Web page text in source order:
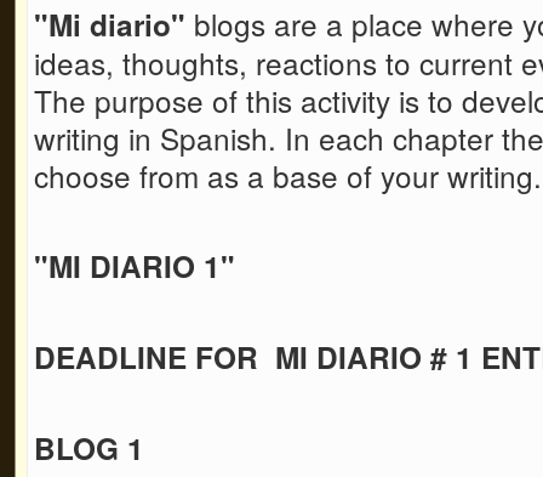
"Mi diario" blogs are a place where
ideas, thoughts, reactions to current
The purpose of this activity is to
writing in Spanish. In each chapter
choose from as a base of your
"MI DIARIO 1"
DEADLINE FOR MI DIARIO # 1
BLOG 1